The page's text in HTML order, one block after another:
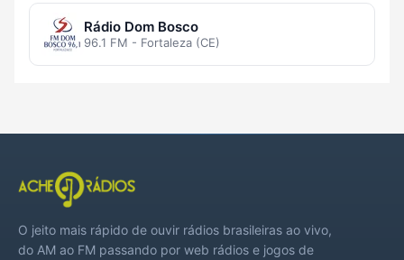
Rádio Dom Bosco
96.1 FM - Fortaleza (CE)
O jeito mais rápido de ouvir rádios brasileiras ao vivo,
do AM ao FM passando por web rádios e jogos de